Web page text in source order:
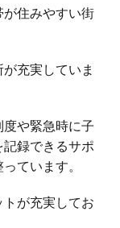
住みやすい街
充実していま
や緊急時に子
録できるサポ
ています。
が充実してお